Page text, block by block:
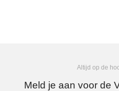
Altijd op de
Meld je aan voor de